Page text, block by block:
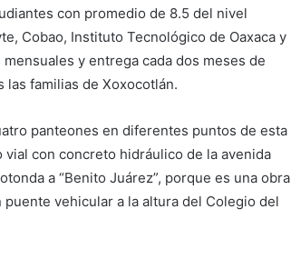
con promedio de 8.5 del nivel
Cobao, Instituto Tecnológico de Oaxaca y
y entrega cada dos meses de
las familias de Xoxocotlán.
panteones en diferentes puntos de esta
con concreto hidráulico de la avenida
a “Benito Juárez”, porque es una obra
vehicular a la altura del Colegio del